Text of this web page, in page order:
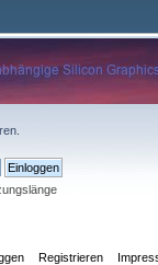
Registrieren